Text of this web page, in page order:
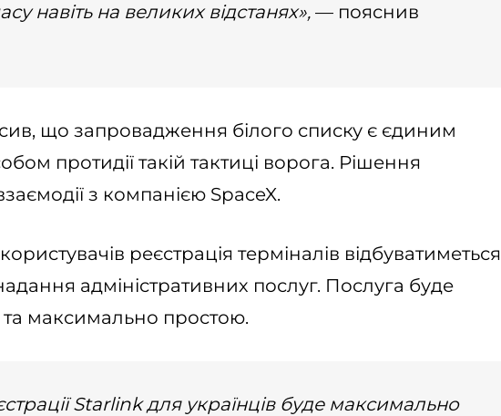
навіть на великих відстанях», — пояснив
що запровадження білого списку є єдиним
протидії такій тактиці ворога. Рішення
з компанією SpaceX.
реєстрація терміналів відбуватиметься
адміністративних послуг. Послуга буде
максимально простою.
Starlink для українців буде максимально